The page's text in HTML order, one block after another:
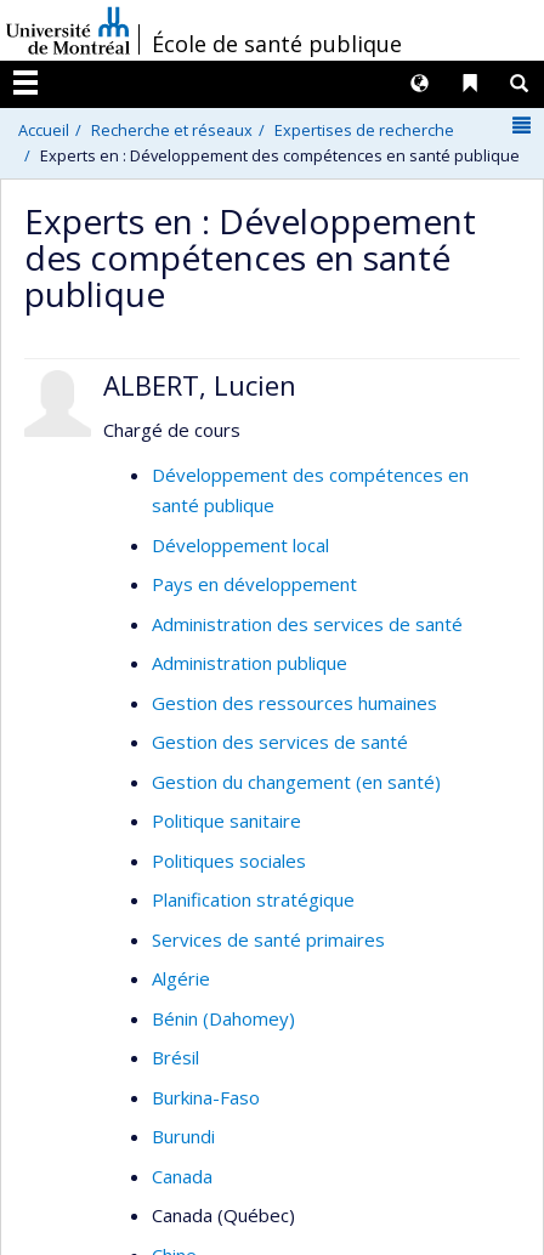
au
contenu
/École de santé publique
Menu
Liens
Langues
Accueil Recherche et réseaux
Expertises de recherche
Experts en : Développement des compétences en santé publique
Experts en : Développement
des compétences en santé
publique
ALBERT, Lucien
Chargé de cours
Développement des compétences en
santé publique
Développement local
Pays en développement
Administration des services de santé
Administration publique
Gestion des ressources humaines
Gestion des services de santé
Gestion du changement (en santé)
Politique sanitaire
Politiques sociales
Planification stratégique
Services de santé primaires
Algérie
Bénin (Dahomey)
Brésil
Burkina-Faso
Burundi
Canada
Canada (Québec)